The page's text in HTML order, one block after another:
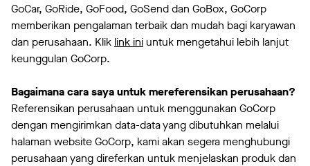
GoCar, GoRide, GoFood, GoSend dan GoBox, GoCorp
memberikan pengalaman terbaik dan mudah bagi karyawan
dan perusahaan. Klik link iniuntuk mengetahui lebih lanjut
keunggulan GoCorp.
Bagaimana cara saya untuk mereferensikan perusahaan?
Referensikan perusahaan untuk menggunakan GoCorp
dengan mengirimkan data-data yang dibutuhkan melalui
halaman website GoCorp, kami akan segera menghubungi
perusahaan yang direferkan untuk menjelaskan produk dan